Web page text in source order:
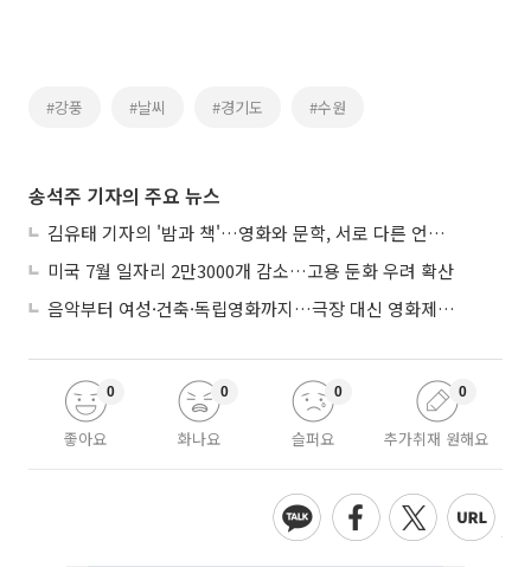
#강풍 #날씨 #경기도 #수원
송석주 기자의 주요 뉴스
김유태 기자의 '밤과 책'…영화와 문학, 서로 다른 언어를 읽다
미국 7월 일자리 2만3000개 감소…고용 둔화 우려 확산
음악부터 여성·건축·독립영화까지…극장 대신 영화제로 즐기는 스크린 여행
좋아요
0
화나요
0
슬퍼요
0
추가취재 원해요
0